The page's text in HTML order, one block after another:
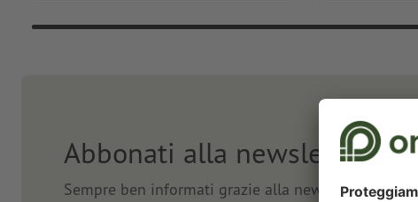
Abbonati alla newsletter e
Sempre ben informati grazie alla newsletter. Vi